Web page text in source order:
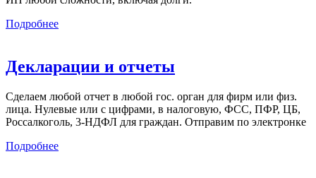
Подробнее
Декларации и отчеты
Сделаем любой отчет в любой гос. орган для фирм или физ.
лица. Нулевые или с цифрами, в налоговую, ФСС, ПФР, ЦБ,
Россалкоголь, 3-НДФЛ для граждан. Отправим по электронке
Подробнее